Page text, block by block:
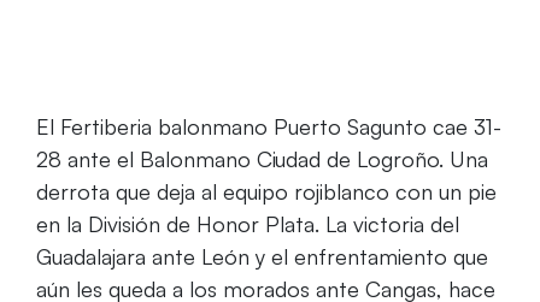
El Fertiberia balonmano Puerto Sagunto cae 31-
28 ante el Balonmano Ciudad de Logroño. Una
derrota que deja al equipo rojiblanco con un pie
en la División de Honor Plata. La victoria del
Guadalajara ante León y el enfrentamiento que
aún les queda a los morados ante Cangas, hace